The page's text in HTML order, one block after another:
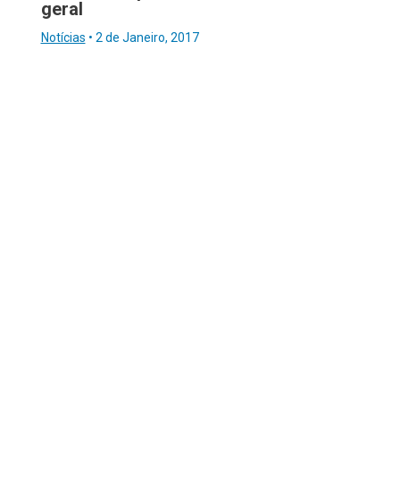
geral
Notícias • 2 de Janeiro, 2017